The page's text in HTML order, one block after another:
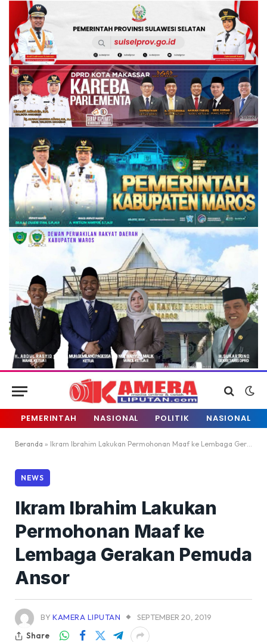
PEMERINTAH NASIONAL POLITIK NASIONAL
Beranda » Ikram Ibrahim Lakukan Permohonan Maaf ke Lembaga Gerakan Pemuda Ansor
NEWS
Ikram Ibrahim Lakukan
Permohonan Maaf ke
Lembaga Gerakan Pemuda
Ansor
BY KAMERA LIPUTAN
SEPTEMBER 20, 2019
Share